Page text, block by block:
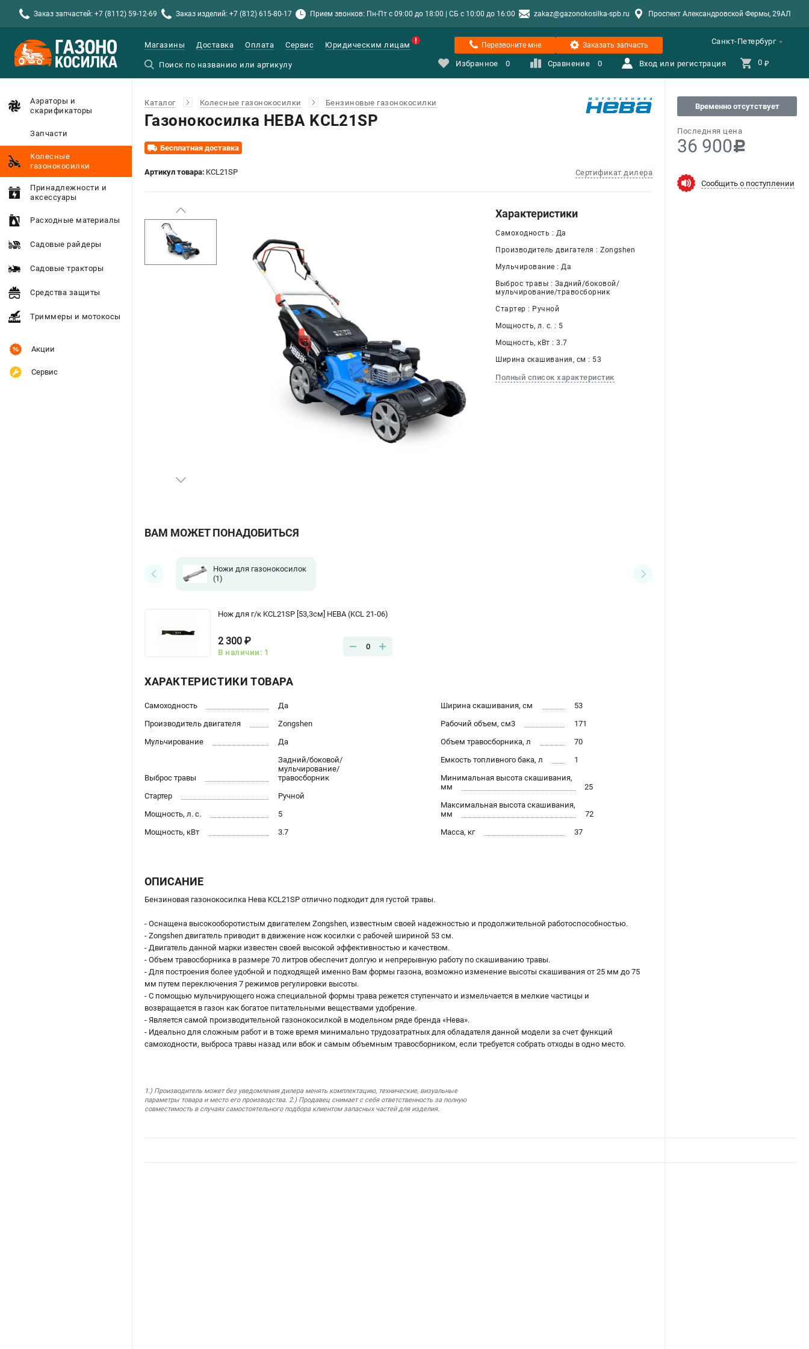
Заказ запчастей: +7 (8112) 59-12-69 Заказ изделий: +7 (812) 615-80-17 Прием звонков: Пн-Пт с 09:00 до 18:00 | СБ с 10:00 до 16:00 zakaz@gazonokosilka-spb.ru Проспект Александровской Фермы, 29АЛ
Санкт-Петербург
Магазины Доставка Оплата Сервис Юридическим лицам Перезвоните мне Заказать запчасть
Избранное 0 Сравнение 0 Вход или регистрация 0 ₽
Аэраторы и
скарификаторы
Запчасти
Колесные
газонокосилки
Принадлежности и
аксессуары
Расходные материалы
Садовые райдеры
Садовые тракторы
Средства защиты
Триммеры и мотокосы
Акции
Сервис
Каталог Колесные газонокосилки Бензиновые газонокосилки
Газонокосилка НЕВА KCL21SP
Бесплатная доставка
Артикул товара: KCL21SP Сертификат дилера
Временно отсутствует
Последняя цена
36 900c
Сообщить о поступлении
Характеристики
Самоходность : Да
Производитель двигателя : Zongshen
Мульчирование : Да
Выброс травы : Задний/боковой/
мульчирование/травосборник
Стартер : Ручной
Мощность, л. с. : 5
Мощность, кВт : 3.7
Ширина скашивания, см : 53
Полный список характеристик
ВАМ МОЖЕТ ПОНАДОБИТЬСЯ
Ножи для газонокосилок
(1)
Нож для г/к KCL21SP [53,3см] НЕВА (KCL 21-06)
2 300 ₽
В наличии: 1
0
ХАРАКТЕРИСТИКИ ТОВАРА
Самоходность
Да
Производитель двигателя
Zongshen
Мульчирование
Да
Выброс травы
Задний/боковой/
мульчирование/
травосборник
Стартер
Ручной
Мощность, л. с.
5
Мощность, кВт
3.7
Ширина скашивания, см
53
Рабочий объем, см3
171
Объем травосборника, л
70
Емкость топливного бака, л
1
Минимальная высота скашивания,
мм
25
Максимальная высота скашивания,
мм
72
Масса, кг
37
ОПИСАНИЕ
Бензиновая газонокосилка Нева KCL21SP отлично подходит для густой травы.
- Оснащена высокооборотистым двигателем Zongshen, известным своей надежностью и продолжительной работоспособностью.
- Zongshen двигатель приводит в движение нож косилки с рабочей шириной 53 см.
- Двигатель данной марки известен своей высокой эффективностью и качеством.
- Объем травосборника в размере 70 литров обеспечит долгую и непрерывную работу по скашиванию травы.
- Для построения более удобной и подходящей именно Вам формы газона, возможно изменение высоты скашивания от 25 мм до 75
мм путем переключения 7 режимов регулировки высоты.
- С помощью мульчирующего ножа специальной формы трава режется ступенчато и измельчается в мелкие частицы и
возвращается в газон как богатое питательными веществами удобрение.
- Является самой производительной газонокосилкой в модельном ряде бренда «Нева».
- Идеально для сложным работ и в тоже время минимально трудозатратных для обладателя данной модели за счет функций
самоходности, выброса травы назад или вбок и самым объемным травосборником, если требуется собрать отходы в одно место.
1.) Производитель может без уведомления дилера менять комплектацию, технические, визуальные
параметры товара и место его производства. 2.) Продавец снимает с себя ответственность за полную
совместимость в случаях самостоятельного подбора клиентом запасных частей для изделия.